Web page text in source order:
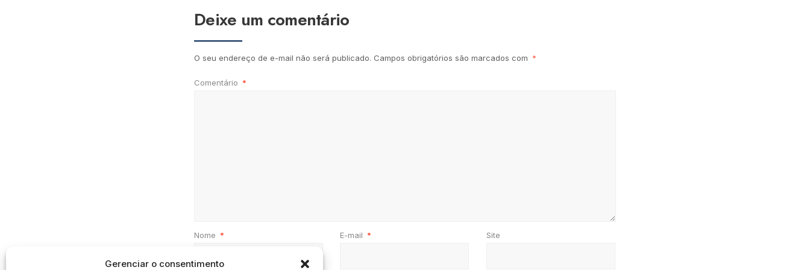
Gerenciar o consentimento
Deixe um comentário
O seu endereço de e-mail não será publicado. Campos obrigatórios são marcados com *
Comentário *
Nome * E-mail * Site